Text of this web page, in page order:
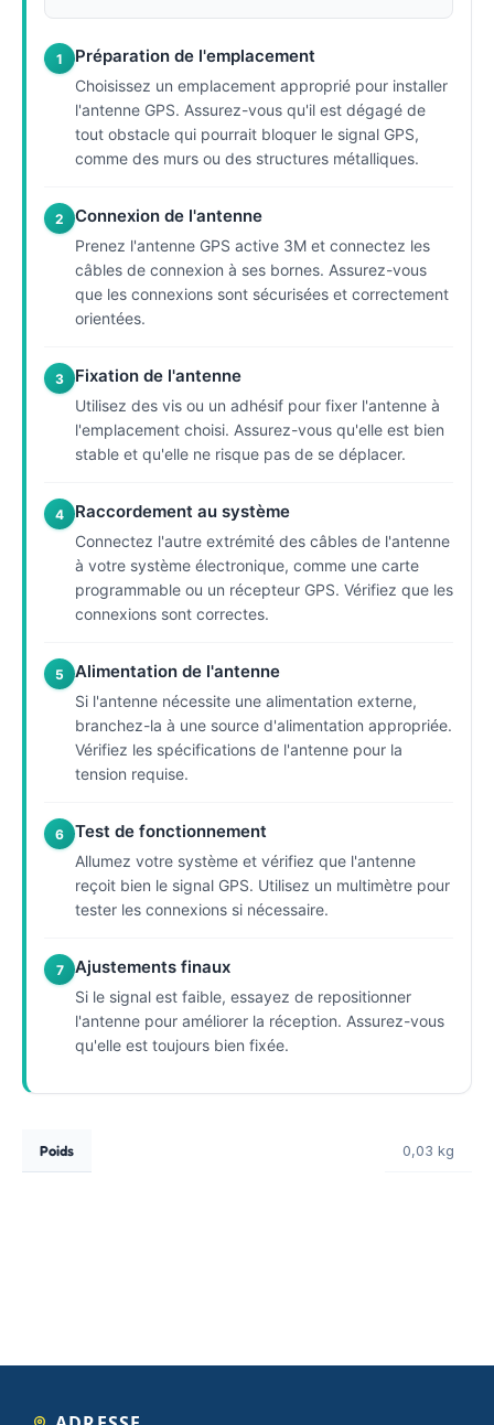
1 Préparation de l'emplacement
Choisissez un emplacement approprié pour installer
l'antenne GPS. Assurez-vous qu'il est dégagé de
tout obstacle qui pourrait bloquer le signal GPS,
comme des murs ou des structures métalliques.
2 Connexion de l'antenne
Prenez l'antenne GPS active 3M et connectez les
câbles de connexion à ses bornes. Assurez-vous
que les connexions sont sécurisées et correctement
orientées.
3 Fixation de l'antenne
Utilisez des vis ou un adhésif pour fixer l'antenne à
l'emplacement choisi. Assurez-vous qu'elle est bien
stable et qu'elle ne risque pas de se déplacer.
4 Raccordement au système
Connectez l'autre extrémité des câbles de l'antenne
à votre système électronique, comme une carte
programmable ou un récepteur GPS. Vérifiez que les
connexions sont correctes.
5 Alimentation de l'antenne
Si l'antenne nécessite une alimentation externe,
branchez-la à une source d'alimentation appropriée.
Vérifiez les spécifications de l'antenne pour la
tension requise.
6 Test de fonctionnement
Allumez votre système et vérifiez que l'antenne
reçoit bien le signal GPS. Utilisez un multimètre pour
tester les connexions si nécessaire.
7 Ajustements finaux
Si le signal est faible, essayez de repositionner
l'antenne pour améliorer la réception. Assurez-vous
qu'elle est toujours bien fixée.
Poids 0,03 kg